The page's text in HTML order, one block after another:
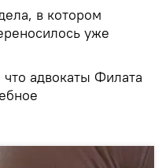
в котором
уже
что адвокаты Филата